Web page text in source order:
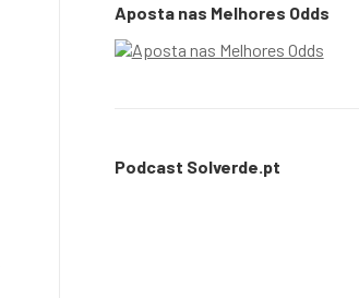
Aposta nas Melhores Odds
Podcast Solverde.pt